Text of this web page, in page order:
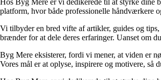
platform, hvor både professionelle håndværkere
Vi tilbyder en bred vifte af artikler, guides og
brænder for at dele deres erfaringer. Uanset om
Byg Mere eksisterer, fordi vi mener, at viden er
Vores mål er at oplyse, inspirere og motivere, så